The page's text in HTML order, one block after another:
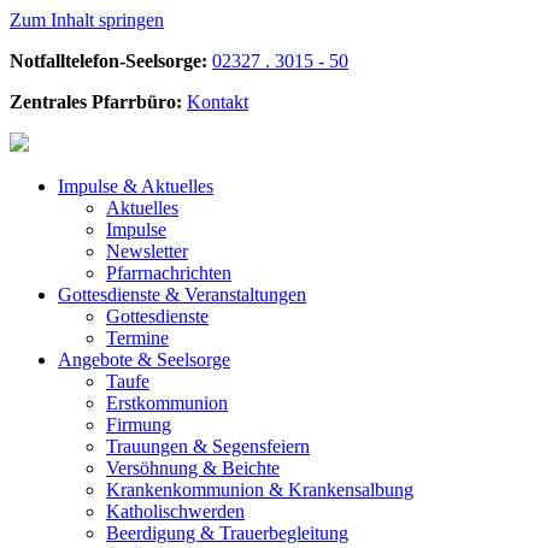
Zum Inhalt springen
Notfalltelefon-Seelsorge: 02327 . 3015 - 50
Zentrales Pfarrbüro: Kontakt
Impulse & Aktuelles
Aktuelles
Impulse
Newsletter
Pfarrnachrichten
Gottesdienste & Veranstaltungen
Gottesdienste
Termine
Angebote & Seelsorge
Taufe
Erstkommunion
Firmung
Trauungen & Segensfeiern
Versöhnung & Beichte
Krankenkommunion & Krankensalbung
Katholischwerden
Beerdigung & Trauerbegleitung